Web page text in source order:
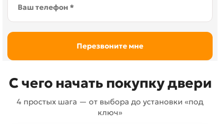
С чего начать покупку двери
4 простых шага — от выбора до установки «под
ключ»